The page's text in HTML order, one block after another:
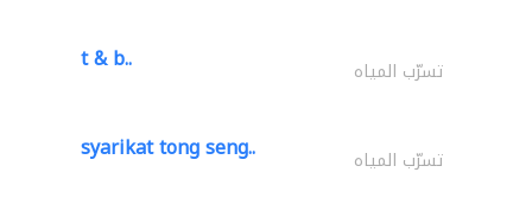
t & b.. تسرّب المياه
syarikat tong seng.. تسرّب المياه